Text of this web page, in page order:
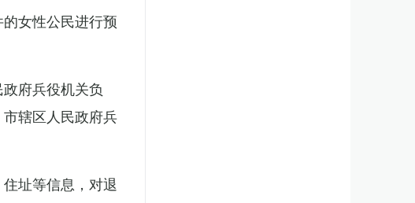
女性公民进行预
府兵役机关负
辖区人民政府兵
址等信息，对退